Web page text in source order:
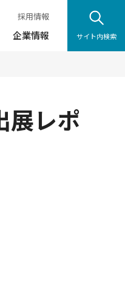
採用情報
企業情報 サイト内検索
展レポ